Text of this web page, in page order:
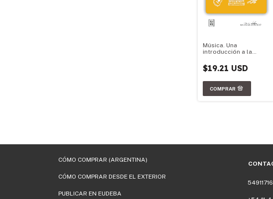
Música. Una
introducción a la
$19.21 USD
CÓMO COMPRAR (ARGENTINA)
CÓMO COMPRAR DESDE EL EXTERIOR
PUBLICAR EN EUDEBA